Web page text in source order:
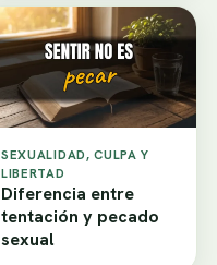
SEXUALIDAD, CULPA Y
LIBERTAD
Diferencia entre
tentación y pecado
sexual